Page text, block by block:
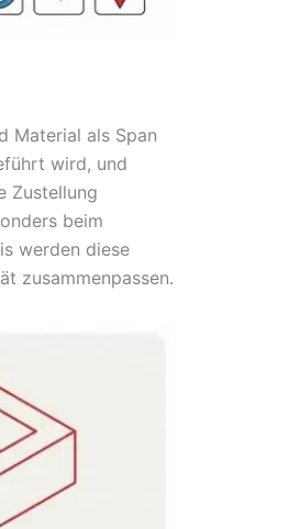
Material als Span
wird, und
Zustellung
beim
werden diese
zusammenpassen.